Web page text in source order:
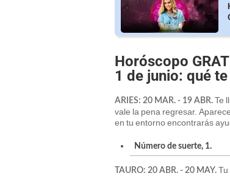
Horóscopo
1 de junio: qué
ARIES: 20 MAR. - 19 ABR. Te
vale la pena regresar.
en tu entorno encontrarás
Número de suerte, 1.
TAURO: 20 ABR. - 20 MAY. Tu